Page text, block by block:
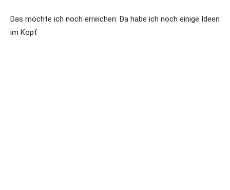
Das möchte ich noch erreichen: Da habe ich noch einige Ideen
im Kopf